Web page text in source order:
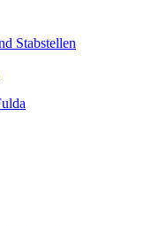
Stabstellen